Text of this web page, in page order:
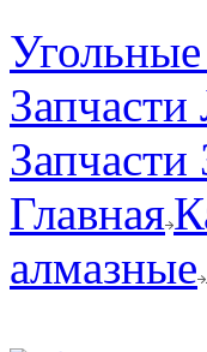
Запчасти
Главная
алмазные